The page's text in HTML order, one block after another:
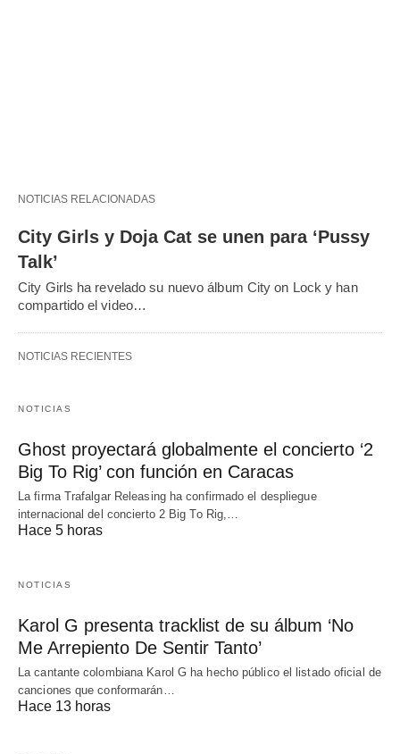
NOTICIAS RELACIONADAS
City Girls y Doja Cat se unen para ‘Pussy
Talk’
City Girls ha revelado su nuevo álbum City on Lock y han
compartido el video…
NOTICIAS RECIENTES
NOTICIAS
Ghost proyectará globalmente el concierto ‘2
Big To Rig’ con función en Caracas
La firma Trafalgar Releasing ha confirmado el despliegue
internacional del concierto 2 Big To Rig,…
Hace 5 horas
NOTICIAS
Karol G presenta tracklist de su álbum ‘No
Me Arrepiento De Sentir Tanto’
La cantante colombiana Karol G ha hecho público el listado oficial de
canciones que conformarán…
Hace 13 horas